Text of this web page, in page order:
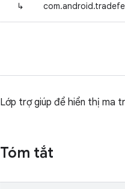
↳
Lớp trợ giúp để hiển thị ma
Tóm tắt